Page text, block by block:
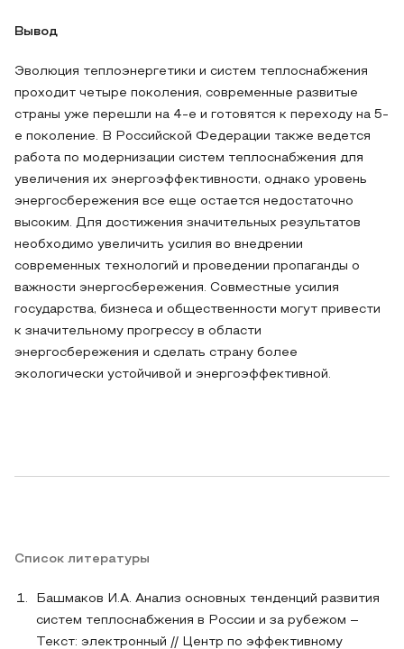
Вывод
Эволюция теплоэнергетики и систем теплоснабжения
проходит четыре поколения, современные развитые
страны уже перешли на 4-е и готовятся к переходу на 5-
е поколение. В Российской Федерации также ведется
работа по модернизации систем теплоснабжения для
увеличения их энергоэффективности, однако уровень
энергосбережения все еще остается недостаточно
высоким. Для достижения значительных результатов
необходимо увеличить усилия во внедрении
современных технологий и проведении пропаганды о
важности энергосбережения. Совместные усилия
государства, бизнеса и общественности могут привести
к значительному прогрессу в области
энергосбережения и сделать страну более
экологически устойчивой и энергоэффективной.
Список литературы
Башмаков И.А. Анализ основных тенденций развития
систем теплоснабжения в России и за рубежом –
Текст: электронный // Центр по эффективному